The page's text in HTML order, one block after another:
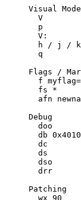
Visual Mode
V
p
V:
h / j /
q
Flags /
f
fs *
afn
Debug
doo
db
dc
ds
dso
drr
Patching
wx 90